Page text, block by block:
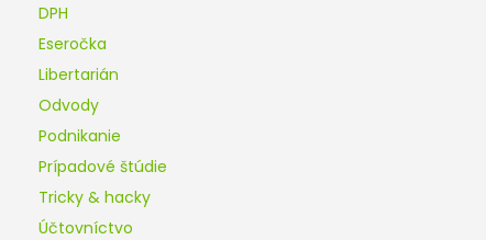
DPH
Eseročka
Libertarián
Odvody
Podnikanie
Prípadové štúdie
Tricky & hacky
Účtovníctvo